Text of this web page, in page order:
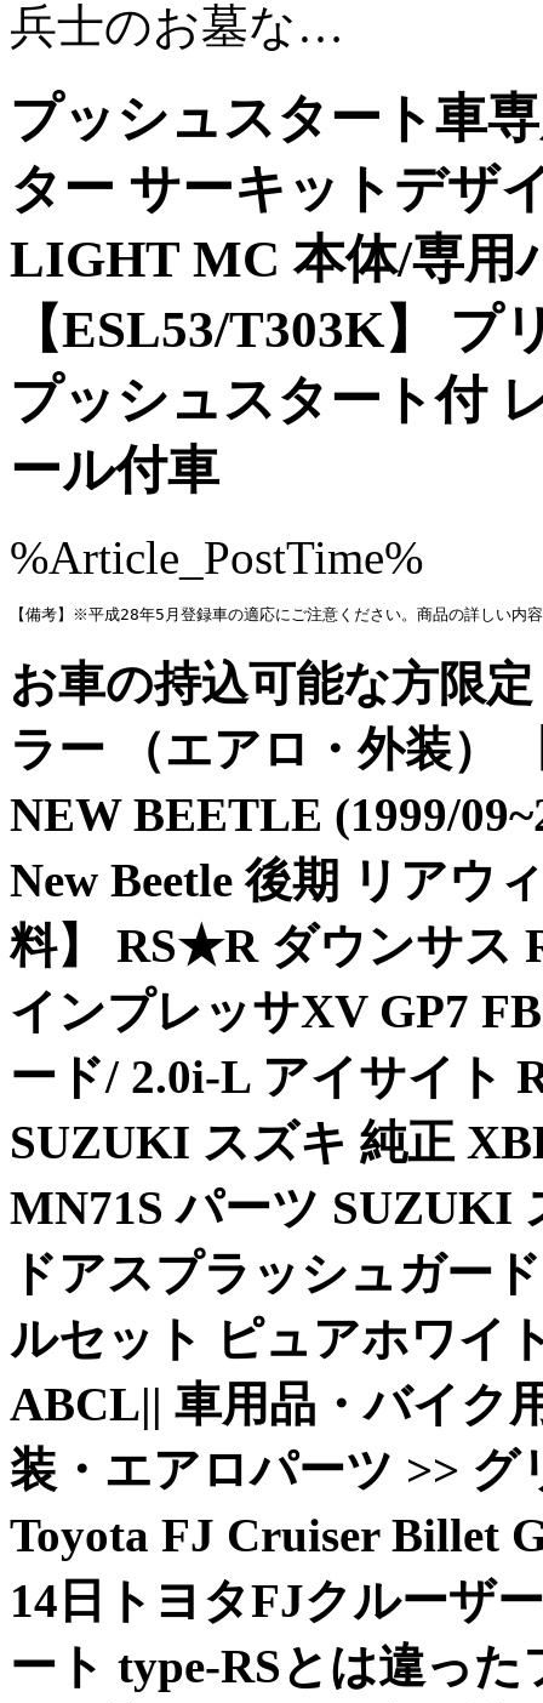
兵士のお墓な…
プッシュスタート車
ター サーキットデザ
LIGHT MC 本体/専用
【ESL53/T303K】 プ
プッシュスタート付
ール付車
%Article_PostTime%
【備考】※平成28年5月登録車の適応にご注意ください。商品の詳しい
お車の持込可能な方限
ラー （エアロ・外装）
NEW BEETLE (1999/
New Beetle 後期 リアウ
料】 RS★R ダウンサス
インプレッサXV GP7
ード/ 2.0i-L アイサイト
SUZUKI スズキ 純正
MN71S パーツ SUZUKI
ドアスプラッシュガー
ルセット ピュアホワイ
ABCL|| 車用品・バイク
装・エアロパーツ >> グ
Toyota FJ Cruiser Billet
14日トヨタFJクルーザ
ート type-RSとは違っ